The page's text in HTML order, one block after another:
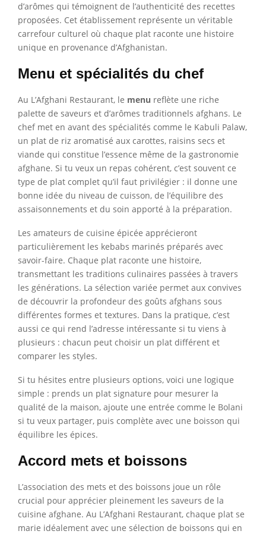
d’arômes qui témoignent de l’authenticité des recettes
proposées. Cet établissement représente un véritable
carrefour culturel où chaque plat raconte une histoire
unique en provenance d’Afghanistan.
Menu et spécialités du chef
Au L’Afghani Restaurant, le menu reflète une riche
palette de saveurs et d’arômes traditionnels afghans. Le
chef met en avant des spécialités comme le Kabuli Palaw,
un plat de riz aromatisé aux carottes, raisins secs et
viande qui constitue l’essence même de la gastronomie
afghane. Si tu veux un repas cohérent, c’est souvent ce
type de plat complet qu’il faut privilégier : il donne une
bonne idée du niveau de cuisson, de l’équilibre des
assaisonnements et du soin apporté à la préparation.
Les amateurs de cuisine épicée apprécieront
particulièrement les kebabs marinés préparés avec
savoir-faire. Chaque plat raconte une histoire,
transmettant les traditions culinaires passées à travers
les générations. La sélection variée permet aux convives
de découvrir la profondeur des goûts afghans sous
différentes formes et textures. Dans la pratique, c’est
aussi ce qui rend l’adresse intéressante si tu viens à
plusieurs : chacun peut choisir un plat différent et
comparer les styles.
Si tu hésites entre plusieurs options, voici une logique
simple : prends un plat signature pour mesurer la
qualité de la maison, ajoute une entrée comme le Bolani
si tu veux partager, puis complète avec une boisson qui
équilibre les épices.
Accord mets et boissons
L’association des mets et des boissons joue un rôle
crucial pour apprécier pleinement les saveurs de la
cuisine afghane. Au L’Afghani Restaurant, chaque plat se
marie idéalement avec une sélection de boissons qui en